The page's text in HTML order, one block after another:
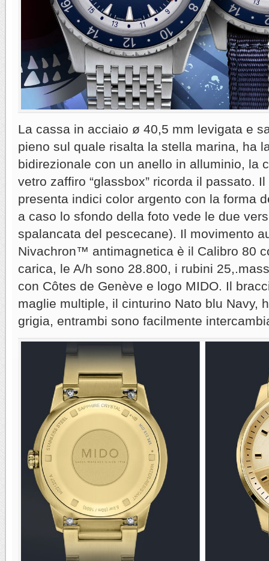
La cassa in acciaio ø 40,5 mm levigata e
pieno sul quale risalta la stella marina, ha
bidirezionale con un anello in alluminio, la
vetro zaffiro “glassbox” ricorda il passato.
presenta indici color argento con la forma
a caso lo sfondo della foto vede le due
spalancata del pescecane). Il movimento
Nivachron™ antimagnetica è il Calibro 80
carica, le A/h sono 28.800, i rubini
con Côtes de Genève e logo MIDO. Il
maglie multiple, il cinturino Nato blu Navy,
grigia, entrambi sono facilmente